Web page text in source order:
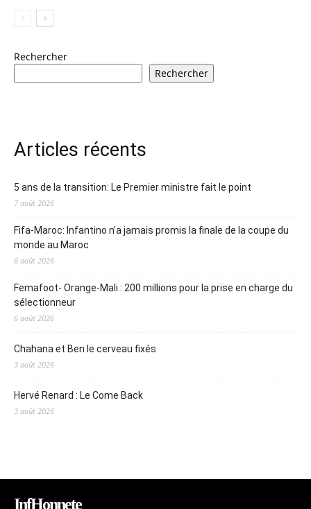
Rechercher
Rechercher
Articles récents
5 ans de la transition: Le Premier ministre fait le point
7 août 2026
Fifa-Maroc: Infantino n’a jamais promis la finale de la coupe du
monde au Maroc
6 août 2026
Femafoot- Orange-Mali : 200 millions pour la prise en charge du
sélectionneur
6 août 2026
Chahana et Ben le cerveau fixés
3 août 2026
Hervé Renard : Le Come Back
3 août 2026
InfHonnete